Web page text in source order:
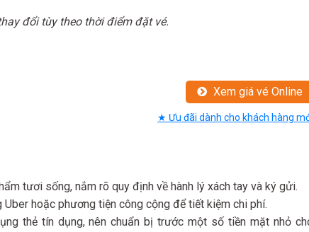
đổi tùy theo thời điểm đặt vé.
Xem giá vé Online
★ Ưu đãi dành cho khách hàng
tươi sống, nắm rõ quy định về hành lý xách tay và ký gửi.
Uber hoặc phương tiện công cộng để tiết kiệm chi phí.
thẻ tín dụng, nên chuẩn bị trước một số tiền mặt nhỏ